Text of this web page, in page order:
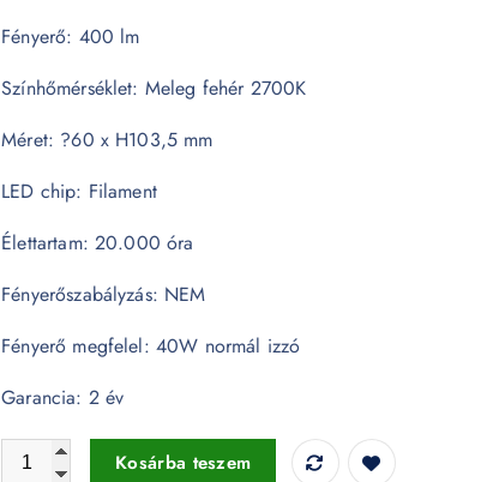
Fényerő: 400 lm
Színhőmérséklet: Meleg fehér 2700K
Méret: ?60 x H103,5 mm
LED chip: Filament
Élettartam: 20.000 óra
Fényerőszabályzás: NEM
Fényerő megfelel: 40W normál izzó
Garancia: 2 év
Retro LED izzó - 4W Filament opál E27 A60 Meleg fehér
Kosárba teszem